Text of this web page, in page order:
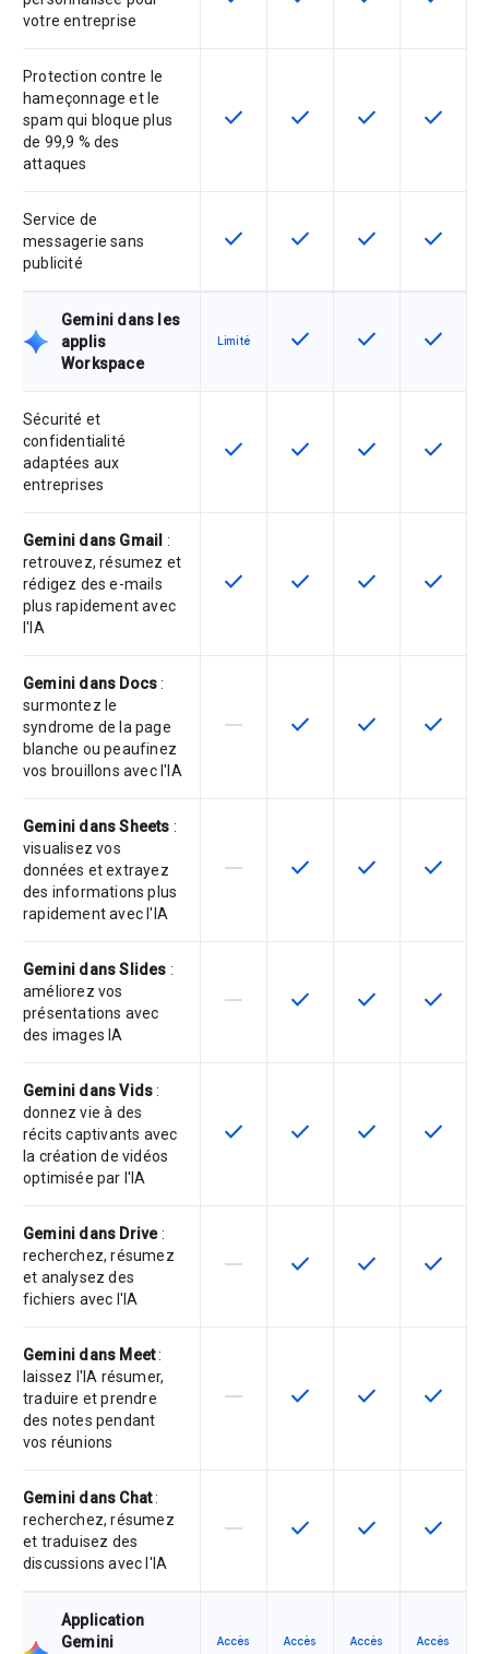
votre entreprise
Protection contre le
hameçonnage et le
spam qui bloque plus
de 99,9 % des
attaques
Cette fonctionnalité est disponible
check Cette fonctionnalité est
check Cette
check Cette
check
Service de
messagerie sans
publicité
Cette fonctionnalité est disponible
check Cette fonctionnalité est
check Cette
check Cette
check
Gemini dans les
applis
Workspace
Limité Cette fonctionnalité est
check Cette
check Cette
check
Sécurité et
confidentialité
adaptées aux
entreprises
Cette fonctionnalité est disponible
check Cette fonctionnalité est
check Cette
check Cette
check
Gemini dans Gmail :
retrouvez, résumez et
rédigez des e-mails
plus rapidement avec
l'IA
Cette fonctionnalité est disponible
check Cette fonctionnalité est
check Cette
check Cette
check
Gemini dans Docs:
surmontez le
syndrome de la page
blanche ou peaufinez
vos brouillons avec l'IA
Cette fonctionnalité n'est pas
horizontal_rule Cette fonctionnalité est
check Cette
check Cette
check
Gemini dans Sheets :
visualisez vos
données et extrayez
des informations plus
rapidement avec l'IA
Cette fonctionnalité n'est pas
horizontal_rule Cette fonctionnalité est
check Cette
check Cette
check
Gemini dans Slides :
améliorez vos
présentations avec
des images IA
Cette fonctionnalité n'est pas
horizontal_rule Cette fonctionnalité est
check Cette
check Cette
check
Gemini dans Vids:
donnez vie à des
récits captivants avec
la création de vidéos
optimisée par l'IA
Cette fonctionnalité est disponible
check Cette fonctionnalité est
check Cette
check Cette
check
Gemini dans Drive:
recherchez, résumez
et analysez des
fichiers avec l'IA
Cette fonctionnalité n'est pas
horizontal_rule Cette fonctionnalité est
check Cette
check Cette
check
Gemini dans Meet:
laissez l'IA résumer,
traduire et prendre
des notes pendant
vos réunions
Cette fonctionnalité n'est pas
horizontal_rule Cette fonctionnalité est
check Cette
check Cette
check
Gemini dans Chat:
recherchez, résumez
et traduisez des
discussions avec l'IA
Cette fonctionnalité n'est pas
horizontal_rule Cette fonctionnalité est
check Cette
check Cette
check
Application
Gemini
Accès
Accès
Accès
Accès